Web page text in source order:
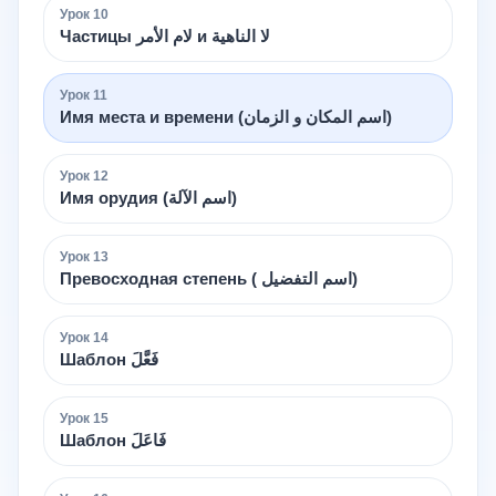
Урок 10
Частицы لام الأمر и لا الناهية
Урок 11
Имя места и времени (اسم المكان و الزمان)
Урок 12
Имя орудия (اسم الآلة)
Урок 13
Превосходная степень ( اسم التفضيل)
Урок 14
Шаблон فَعَّلَ
Урок 15
Шаблон فَاعَلَ